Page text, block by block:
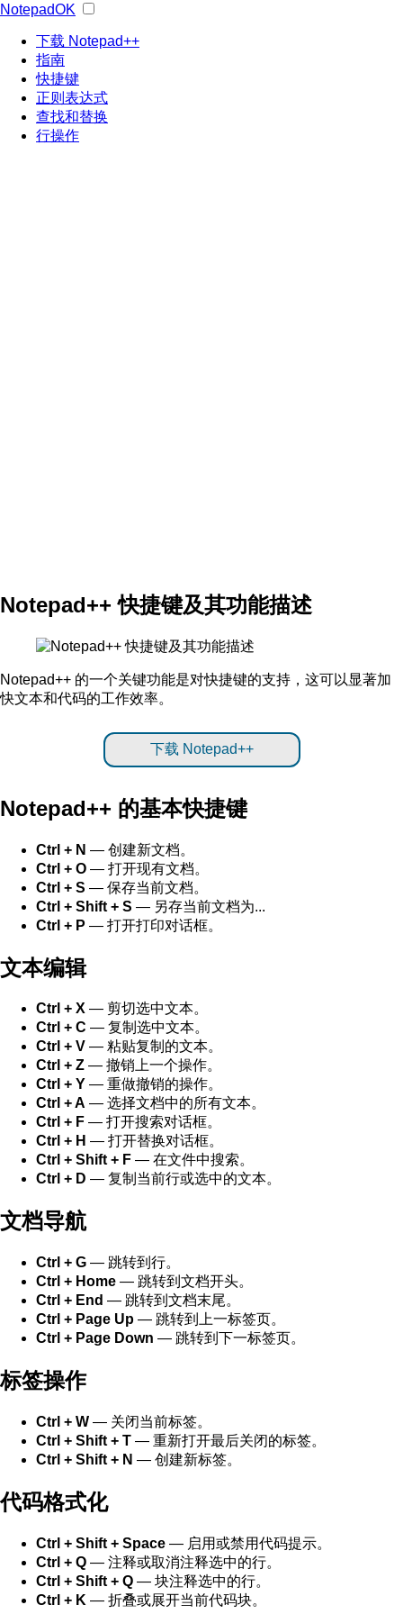
NotepadOK
下载 Notepad++
指南
快捷键
正则表达式
查找和替换
行操作
Notepad++ 快捷键及其功能描述
Notepad++ 的一个关键功能是对快捷键的支持，这可以显著加
快文本和代码的工作效率。
下载 Notepad++
Notepad++ 的基本快捷键
Ctrl + N — 创建新文档。
Ctrl + O — 打开现有文档。
Ctrl + S — 保存当前文档。
Ctrl + Shift + S — 另存当前文档为...
Ctrl + P — 打开打印对话框。
文本编辑
Ctrl + X — 剪切选中文本。
Ctrl + C — 复制选中文本。
Ctrl + V — 粘贴复制的文本。
Ctrl + Z — 撤销上一个操作。
Ctrl + Y — 重做撤销的操作。
Ctrl + A — 选择文档中的所有文本。
Ctrl + F — 打开搜索对话框。
Ctrl + H — 打开替换对话框。
Ctrl + Shift + F — 在文件中搜索。
Ctrl + D — 复制当前行或选中的文本。
文档导航
Ctrl + G — 跳转到行。
Ctrl + Home — 跳转到文档开头。
Ctrl + End — 跳转到文档末尾。
Ctrl + Page Up — 跳转到上一标签页。
Ctrl + Page Down — 跳转到下一标签页。
标签操作
Ctrl + W — 关闭当前标签。
Ctrl + Shift + T — 重新打开最后关闭的标签。
Ctrl + Shift + N — 创建新标签。
代码格式化
Ctrl + Shift + Space — 启用或禁用代码提示。
Ctrl + Q — 注释或取消注释选中的行。
Ctrl + Shift + Q — 块注释选中的行。
Ctrl + K — 折叠或展开当前代码块。